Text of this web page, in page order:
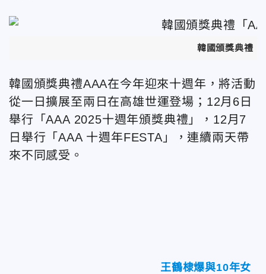
韓國頒獎典禮
韓國頒獎典禮AAA在今年迎來十週年，將活動
從一日擴展至兩日在高雄世運登場 ；12月6日
舉行「AAA 2025十週年頒獎典禮」，12月7
日舉行「AAA 十週年FESTA」，連續兩天帶
來不同感受。
王鶴棣爆與10年女